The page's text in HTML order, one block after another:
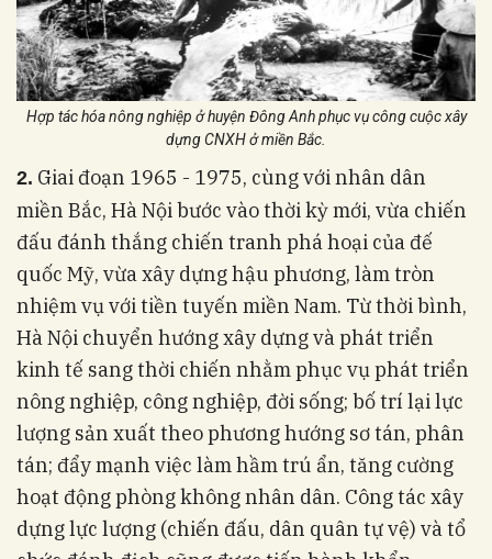
Hợp tác hóa nông nghiệp ở huyện Đông Anh phục vụ công cuộc xây
dựng CNXH ở miền Bắc.
2. Giai đoạn 1965 - 1975, cùng với nhân dân
miền Bắc, Hà Nội bước vào thời kỳ mới, vừa chiến
đấu đánh thắng chiến tranh phá hoại của đế
quốc Mỹ, vừa xây dựng hậu phương, làm tròn
nhiệm vụ với tiền tuyến miền Nam. Từ thời bình,
Hà Nội chuyển hướng xây dựng và phát triển
kinh tế sang thời chiến nhằm phục vụ phát triển
nông nghiệp, công nghiệp, đời sống; bố trí lại lực
lượng sản xuất theo phương hướng sơ tán, phân
tán; đẩy mạnh việc làm hầm trú ẩn, tăng cường
hoạt động phòng không nhân dân. Công tác xây
dựng lực lượng (chiến đấu, dân quân tự vệ) và tổ